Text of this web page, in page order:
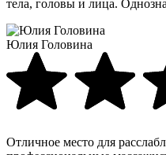
тела, головы и лица.
Юлия Головина
Отличное место для